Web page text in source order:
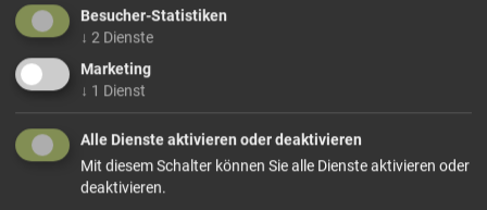
Besucher-Statistiken
↓ 2 Dienste
Marketing
↓ 1 Dienst
Alle Dienste aktivieren oder deaktivieren
Mit diesem Schalter können Sie alle Dienste aktivieren oder
deaktivieren.